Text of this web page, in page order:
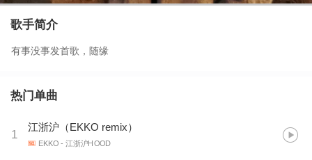
歌手简介
有事没事发首歌，随缘
热门单曲
1
江浙沪（EKKO remix）
EKKO - 江浙沪HOOD